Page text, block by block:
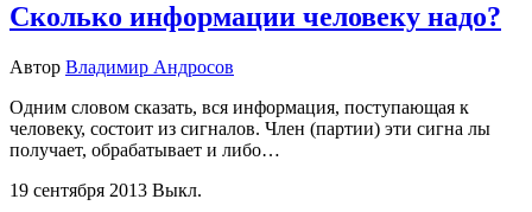
Сколько информации человеку надо?
Автор Владимир Андросов
Одним словом сказать, вся информация, поступающая к
человеку, состоит из сигналов. Член (партии) эти сигна­ лы
получает, обрабатывает и либо…
19 сентября 2013 Выкл.